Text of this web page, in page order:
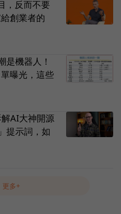
，反而不要
創業者的
是機器人！
曝光，這些
AI大神開源
提示詞，如
更多+